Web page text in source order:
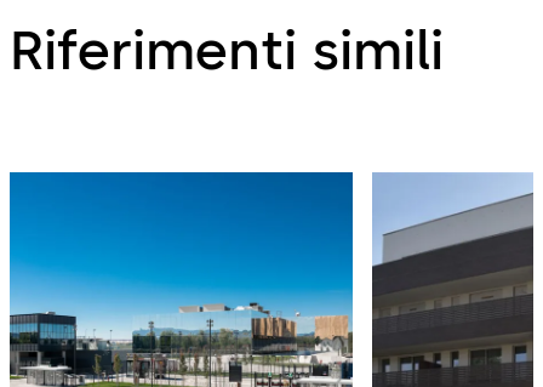
Riferimenti simili